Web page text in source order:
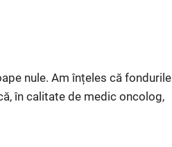
nule. Am înțeles că fondurile
în calitate de medic oncolog,